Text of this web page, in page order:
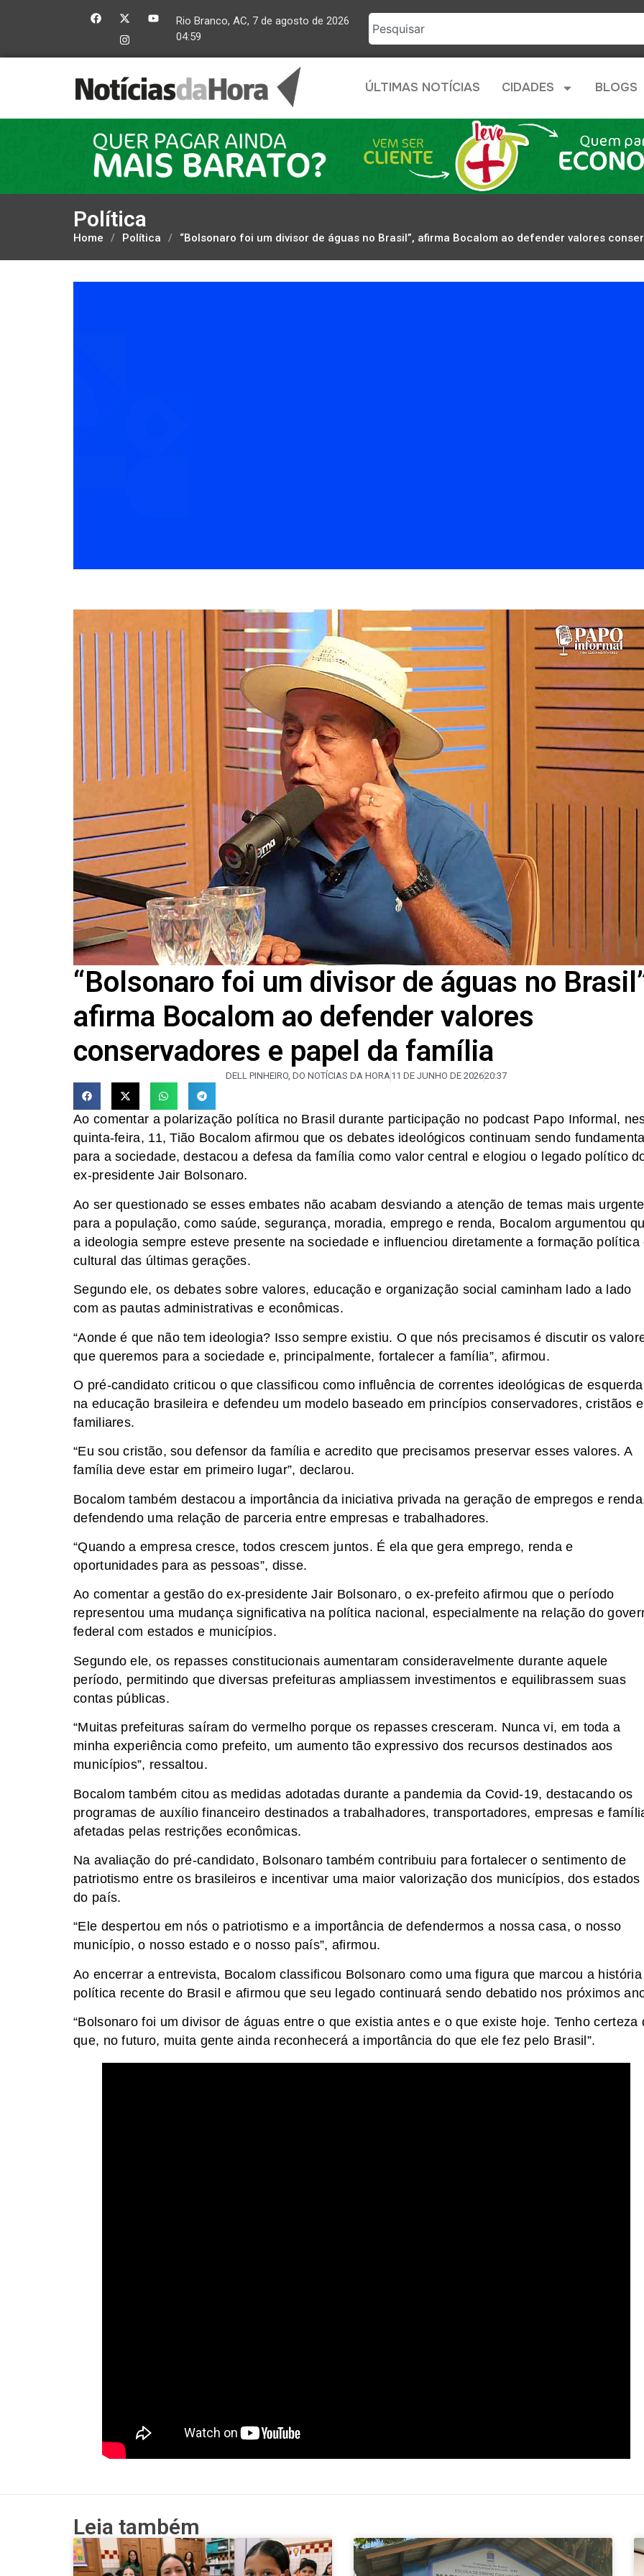
Rio Branco, AC, 7 de agosto de 2026
04:59
ÚLTIMAS NOTÍCIAS CIDADES BLOGS
Política
Home / Política / “Bolsonaro foi um divisor de águas no Brasil”, afirma Bocalom ao defender valores
“Bolsonaro foi um divisor de águas no
afirma Bocalom ao defender valores
conservadores e papel da família
DELL PINHEIRO, DO NOTÍCIAS DA HORA11 DE JUNHO DE 202620:37
Ao comentar a polarização política no Brasil durante participação no podcast Papo Informal,
quinta-feira, 11, Tião Bocalom afirmou que os debates ideológicos continuam sendo
para a sociedade, destacou a defesa da família como valor central e elogiou o legado político
ex-presidente Jair Bolsonaro.
Ao ser questionado se esses embates não acabam desviando a atenção de temas mais
para a população, como saúde, segurança, moradia, emprego e renda, Bocalom argumentou
a ideologia sempre esteve presente na sociedade e influenciou diretamente a formação política
cultural das últimas gerações.
Segundo ele, os debates sobre valores, educação e organização social caminham lado a lado
com as pautas administrativas e econômicas.
“Aonde é que não tem ideologia? Isso sempre existiu. O que nós precisamos é discutir os
que queremos para a sociedade e, principalmente, fortalecer a família”, afirmou.
O pré-candidato criticou o que classificou como influência de correntes ideológicas de esquerda
na educação brasileira e defendeu um modelo baseado em princípios conservadores, cristãos e
familiares.
“Eu sou cristão, sou defensor da família e acredito que precisamos preservar esses valores. A
família deve estar em primeiro lugar”, declarou.
Bocalom também destacou a importância da iniciativa privada na geração de empregos e
defendendo uma relação de parceria entre empresas e trabalhadores.
“Quando a empresa cresce, todos crescem juntos. É ela que gera emprego, renda e
oportunidades para as pessoas”, disse.
Ao comentar a gestão do ex-presidente Jair Bolsonaro, o ex-prefeito afirmou que o período
representou uma mudança significativa na política nacional, especialmente na relação do
federal com estados e municípios.
Segundo ele, os repasses constitucionais aumentaram consideravelmente durante aquele
período, permitindo que diversas prefeituras ampliassem investimentos e equilibrassem suas
contas públicas.
“Muitas prefeituras saíram do vermelho porque os repasses cresceram. Nunca vi, em toda a
minha experiência como prefeito, um aumento tão expressivo dos recursos destinados aos
municípios”, ressaltou.
Bocalom também citou as medidas adotadas durante a pandemia da Covid-19, destacando os
programas de auxílio financeiro destinados a trabalhadores, transportadores, empresas e
afetadas pelas restrições econômicas.
Na avaliação do pré-candidato, Bolsonaro também contribuiu para fortalecer o sentimento de
patriotismo entre os brasileiros e incentivar uma maior valorização dos municípios, dos estados
do país.
“Ele despertou em nós o patriotismo e a importância de defendermos a nossa casa, o nosso
município, o nosso estado e o nosso país”, afirmou.
Ao encerrar a entrevista, Bocalom classificou Bolsonaro como uma figura que marcou a história
política recente do Brasil e afirmou que seu legado continuará sendo debatido nos próximos
“Bolsonaro foi um divisor de águas entre o que existia antes e o que existe hoje. Tenho certeza
que, no futuro, muita gente ainda reconhecerá a importância do que ele fez pelo Brasil”.
Leia também